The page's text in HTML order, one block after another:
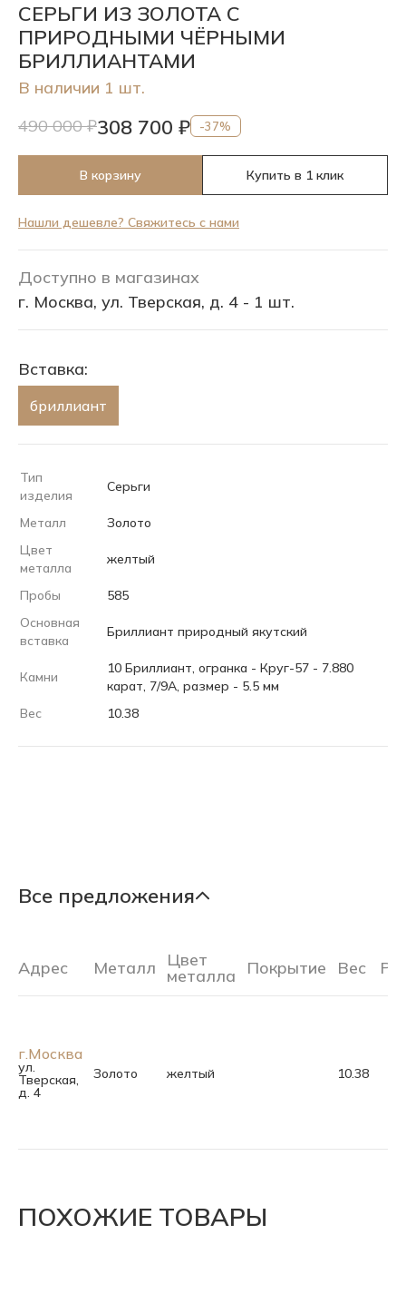
СЕРЬГИ ИЗ ЗОЛОТА С
ПРИРОДНЫМИ ЧЁРНЫМИ
БРИЛЛИАНТАМИ
В наличии 1 шт.
490 000 ₽308 700 ₽ -37%
В корзину Купить в 1 клик
Нашли дешевле? Свяжитесь с нами
Доступно в магазинах
г. Москва, ул. Тверская, д. 4 - 1 шт.
Вставка:
бриллиант
Тип
изделия
Серьги
Металл
Золото
Цвет
металла
желтый
Пробы
585
Основная
вставка
Бриллиант природный якутский
Камни
10 Бриллиант, огранка - Круг-57 - 7.880
карат, 7/9А, размер - 5.5 мм
Вес
10.38
Все предложения
Адрес Металл Цвет
металла Покрытие Вес
г.Москва
ул.
Тверская,
д. 4
Золото желтый 10.38
ПОХОЖИЕ ТОВАРЫ